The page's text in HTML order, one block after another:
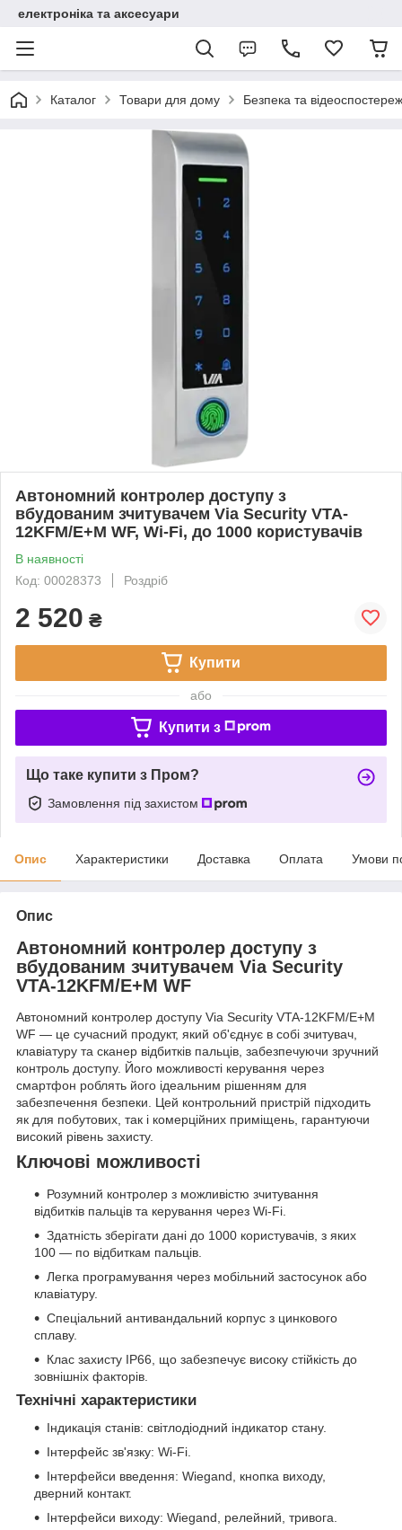
електроніка та аксесуари
Каталог Товари для дому Безпека та
Автономний контролер доступу з
вбудованим зчитувачем Via Security VTA-
12KFM/E+M WF, Wi-Fi, до 1000 користувачів
В наявності
Код: 00028373
Роздріб
2 520 ₴
Купити
або
Купити з
Що таке купити з Пром?
Замовлення під захистом
Опис Характеристики Доставка Оплата Умови
Опис
Автономний контролер доступу з
вбудованим зчитувачем Via Security
VTA-12KFM/E+M WF
Автономний контролер доступу Via Security VTA-12KFM/E+M
WF — це сучасний продукт, який об'єднує в собі зчитувач,
клавіатуру та сканер відбитків пальців, забезпечуючи зручний
контроль доступу. Його можливості керування через
смартфон роблять його ідеальним рішенням для
забезпечення безпеки. Цей контрольний пристрій підходить
як для побутових, так і комерційних приміщень, гарантуючи
високий рівень захисту.
Ключові можливості
Розумний контролер з можливістю зчитування
відбитків пальців та керування через Wi-Fi.
Здатність зберігати дані до 1000 користувачів, з яких
100 — по відбиткам пальців.
Легка програмування через мобільний застосунок або
клавіатуру.
Спеціальний антивандальний корпус з цинкового
сплаву.
Клас захисту IP66, що забезпечує високу стійкість до
зовнішніх факторів.
Технічні характеристики
Індикація станів: світлодіодний індикатор стану.
Інтерфейс зв'язку: Wi-Fi.
Інтерфейси введення: Wiegand, кнопка виходу,
дверний контакт.
Інтерфейси виходу: Wiegand, релейний, тривога.